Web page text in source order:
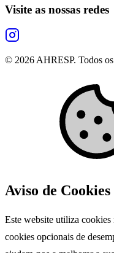
Visite as nossas redes
© 2026AHRESP. Todos
Aviso de Cookies
Este website utiliza cookies
cookies opcionais de